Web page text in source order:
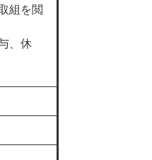
組を閲
、休